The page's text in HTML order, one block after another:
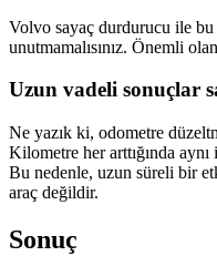
Volvo sayaç durdurucu ile bu
unutmamalısınız. Önemli
Uzun vadeli sonuçlar
Ne yazık ki, odometre
Kilometre her arttığında
Bu nedenle, uzun süreli bir
araç değildir.
Sonuç